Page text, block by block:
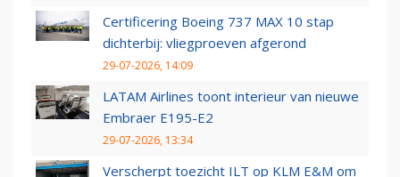
Certificering Boeing 737 MAX 10 stap
dichterbij: vliegproeven afgerond
29-07-2026, 14:09
LATAM Airlines toont interieur van nieuwe
Embraer E195-E2
29-07-2026, 13:34
Verscherpt toezicht ILT op KLM E&M om